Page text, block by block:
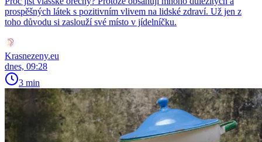
prospěšných látek s pozitivním vlivem na lidské zdraví. Už jen z
toho důvodu si zaslouží své místo v jídelníčku.
Krasnezeny.eu
dnes, 09:28
3 min